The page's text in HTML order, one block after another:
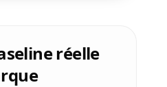
réelle